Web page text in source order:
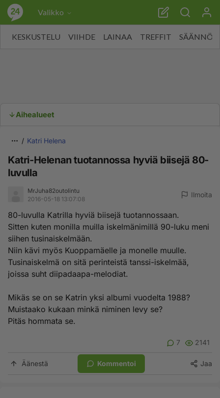
Valikko
KESKUSTELU VIIHDE LAINAA TREFFIT SÄÄNNÖT
Aihealueet
Katri Helena
Katri-Helenan tuotannossa hyviä biisejä 80-
luvulla
MrJuha82outolintu
2016-05-18 13:07:08
Ilmoita
80-luvulla Katrilla hyviä biisejä tuotannossaan.
Sitten kuten monilla muilla iskelmänimillä 90-luku meni
siihen tusinaiskelmään.
Niin kävi myös Kuoppamäelle ja monelle muulle.
Tusinaiskelmä on sitä perinteistä tanssi-iskelmää,
joissa suht diipadaapa-melodiat.
Mikäs se on se Katrin yksi albumi vuodelta 1988?
Muistaako kukaan minkä niminen levy se?
Pitäs hommata se.
7 2141
Äänestä Kommentoi Jaa